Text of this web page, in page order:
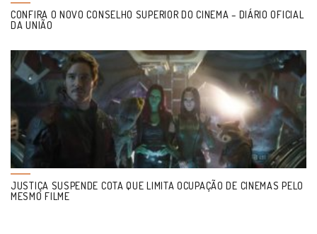
CONFIRA O NOVO CONSELHO SUPERIOR DO CINEMA – DIÁRIO OFICIAL
DA UNIÃO
JUSTIÇA SUSPENDE COTA QUE LIMITA OCUPAÇÃO DE CINEMAS PELO
MESMO FILME